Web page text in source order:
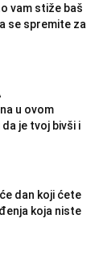
vam stiže baš
se spremite za
u ovom
je tvoj bivši i
dan koji ćete
koja niste